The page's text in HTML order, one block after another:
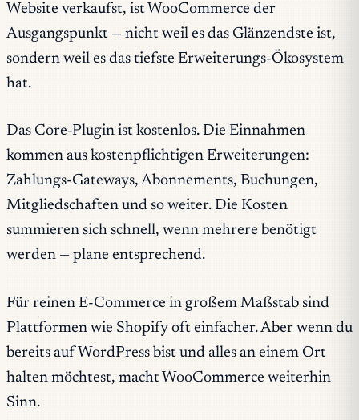
Website verkaufst, ist WooCommerce der
Ausgangspunkt — nicht weil es das Glänzendste ist,
sondern weil es das tiefste Erweiterungs-Ökosystem
hat.
Das Core-Plugin ist kostenlos. Die Einnahmen
kommen aus kostenpflichtigen Erweiterungen:
Zahlungs-Gateways, Abonnements, Buchungen,
Mitgliedschaften und so weiter. Die Kosten
summieren sich schnell, wenn mehrere benötigt
werden — plane entsprechend.
Für reinen E-Commerce in großem Maßstab sind
Plattformen wie Shopify oft einfacher. Aber wenn du
bereits auf WordPress bist und alles an einem Ort
halten möchtest, macht WooCommerce weiterhin
Sinn.